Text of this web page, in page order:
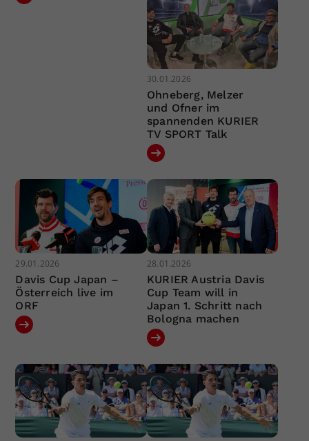
30.01.2026
Ohneberg, Melzer
und Ofner im
spannenden KURIER
TV SPORT Talk
29.01.2026
Davis Cup Japan –
Österreich live im
ORF
28.01.2026
KURIER Austria Davis
Cup Team will in
Japan 1. Schritt nach
Bologna machen